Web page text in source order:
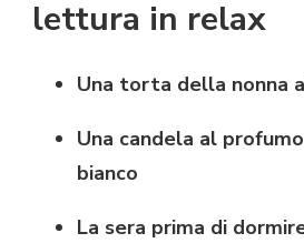
lettura in relax
Una torta della nonna
Una candela al
bianco
La sera prima di